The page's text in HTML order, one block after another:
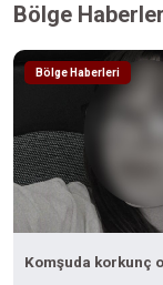
Bölge
Bölge Haberleri
Komşuda korkunç